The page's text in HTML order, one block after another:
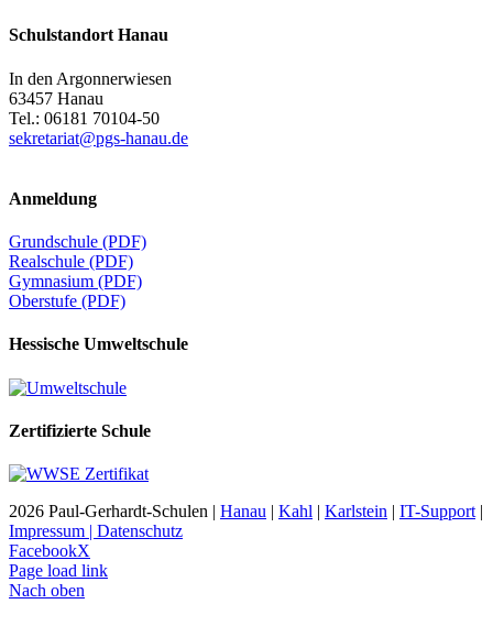
Schulstandort Hanau
In den Argonnerwiesen
63457 Hanau
Tel.: 06181 70104-50
sekretariat@pgs-hanau.de
Anmeldung
Grundschule (PDF)
Realschule (PDF)
Gymnasium (PDF)
Oberstufe (PDF)
Hessische Umweltschule
Zertifizierte Schule
2026 Paul-Gerhardt-Schulen | Hanau | Kahl | Karlstein | IT-Support |
Impressum | Datenschutz
FacebookX
Page load link
Nach oben